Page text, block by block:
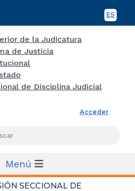
ES
Acceder
Menú
SECCIONAL DE